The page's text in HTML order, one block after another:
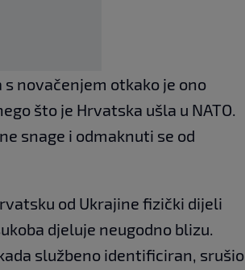
s novačenjem otkako je ono
što je Hrvatska ušla u NATO.
snage i odmaknuti se od
od Ukrajine fizički dijeli
djeluje neugodno blizu.
službeno identificiran, srušio